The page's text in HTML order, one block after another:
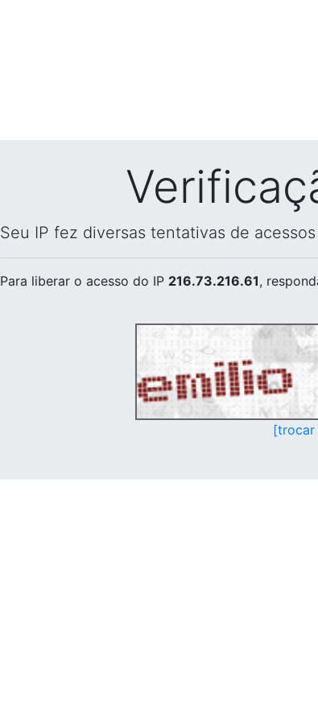
Seu IP fez diversas tentativas de
Para liberar o acesso do IP 216.73.216.61,
[trocar